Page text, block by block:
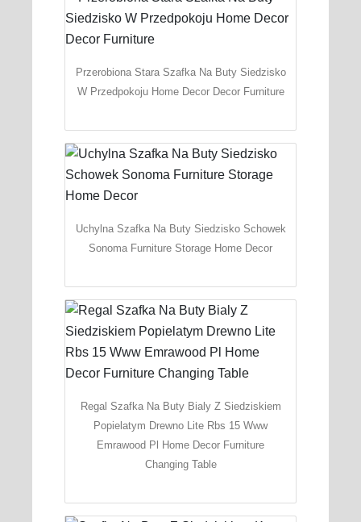
Przerobiona Stara Szafka Na Buty Siedzisko
W Przedpokoju Home Decor Decor Furniture
Uchylna Szafka Na Buty Siedzisko Schowek
Sonoma Furniture Storage Home Decor
Regal Szafka Na Buty Bialy Z Siedziskiem
Popielatym Drewno Lite Rbs 15 Www
Emrawood Pl Home Decor Furniture
Changing Table